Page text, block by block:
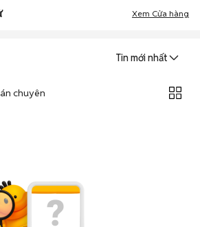
lên đời máy, mang đến đa dạng sự lựa chọn
thức máy và màu sắc.
năng thực tế của máy so với mô tả trên
bên có thể chủ động thỏa thuận giá cả và
giao dịch nhanh chóng khi đạt được
Xem Cửa hàng
Tin mới nhất
chuyên